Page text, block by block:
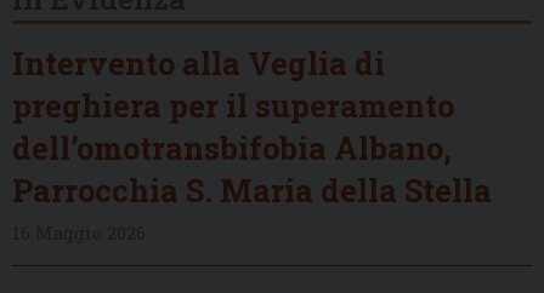
Intervento alla Veglia di
preghiera per il superamento
dell’omotransbifobia Albano,
Parrocchia S. Maria della Stella